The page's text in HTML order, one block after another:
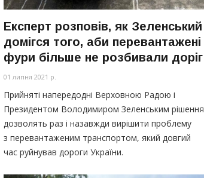
Експерт розповів, як Зеленський
домігся того, аби перевантажені
фури більше не розбивали доріг
01 липня 2021 р.
Прийняті напередодні Верховною Радою і
Президентом Володимиром Зеленським рішення
дозволять раз і назавжди вирішити проблему
з перевантаженим транспортом, який довгий
час руйнував дороги України.